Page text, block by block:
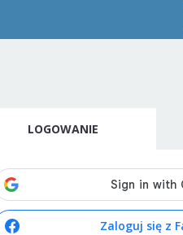
LOGOWANIE
Zaloguj się z